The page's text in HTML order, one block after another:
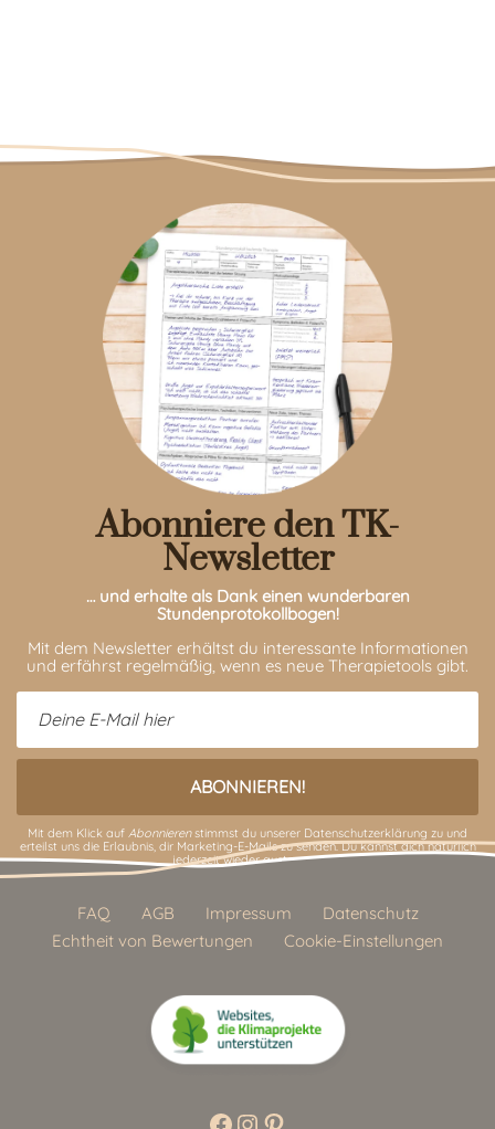
Abonniere den TK-
Newsletter
… und erhalte als Dank einen wunderbaren
Stundenprotokollbogen!
Mit dem Newsletter erhältst du interessante Informationen
und erfährst regelmäßig, wenn es neue Therapietools gibt.
Mit dem Klick auf Abonnierenstimmst du unserer Datenschutzerklärung zu und
erteilst uns die Erlaubnis, dir Marketing-E-Mails zu senden. Du kannst dich natürlich
jederzeit wieder austragen.
FAQ AGB Impressum
Datenschutz
Echtheit von Bewertungen
Cookie-Einstellungen